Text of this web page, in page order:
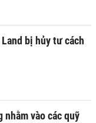
bị hủy tư cách
nhằm vào các quỹ